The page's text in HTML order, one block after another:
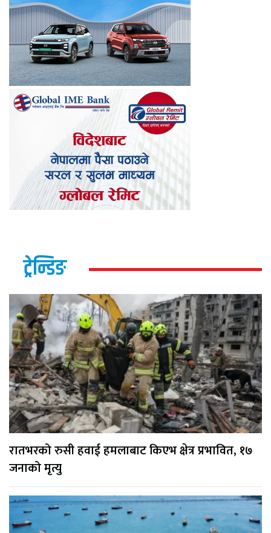
ट्रेन्डिङ
रातभरको रुसी हवाई हमलाबाट किएभ क्षेत्र प्रभावित, १७
जनाको मृत्यु